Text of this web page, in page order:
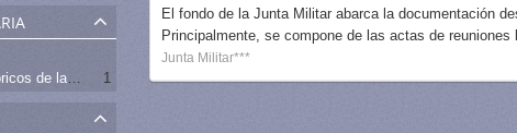
Dirección de Estudios Históricos de la Fuerza Aérea
1
El fondo de la Junta Militar abarca la documentación
Principalmente, se compone de las actas de
Junta Militar***